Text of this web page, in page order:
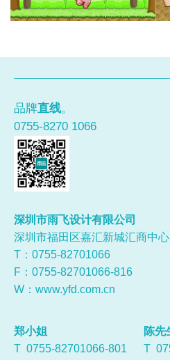
品牌直线。
0755-8270 1066
深圳市雨飞设计有限公司
深圳市福田区嘉汇新城汇商中
T：0755-82701066
F：0755-82701066-816
W： www.yfd.com.cn
郑小姐
T 0755-82701066-801
陈先
T